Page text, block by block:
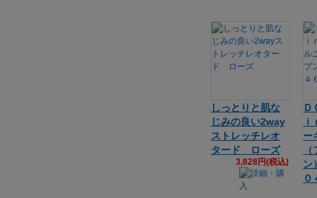
しっとりと肌な
じみの良い2way
ストレッチレオ
タード ローズ
3,828円(税込)
Ｄ
ー
ン
０